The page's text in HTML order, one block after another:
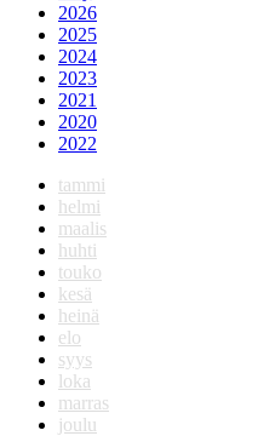
2026
2025
2024
2023
2021
2020
2022
tammi
helmi
maalis
huhti
touko
kesä
heinä
elo
syys
loka
marras
joulu